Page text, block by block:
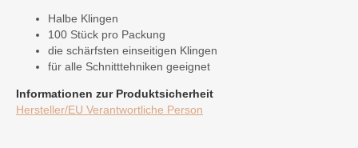
Halbe Klingen
100 Stück pro Packung
die schärfsten einseitigen Klingen
für alle Schnitttehniken geeignet
Informationen zur Produktsicherheit
Hersteller/EU Verantwortliche Person